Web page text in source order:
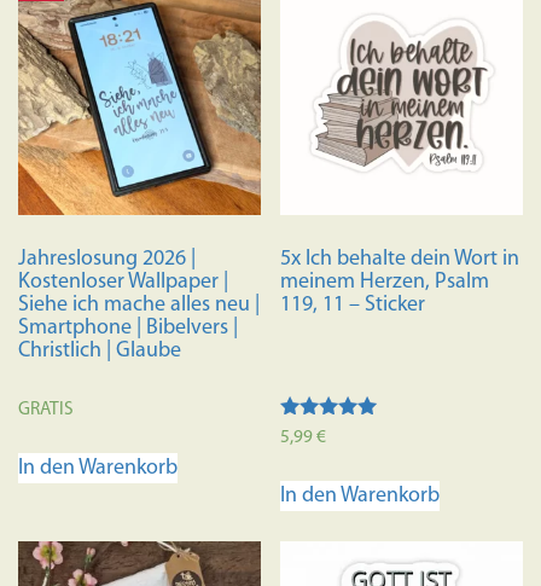
Jahreslosung 2026 |
Kostenloser Wallpaper |
Siehe ich mache alles neu |
Smartphone | Bibelvers |
Christlich | Glaube
GRATIS
In den Warenkorb
5x Ich behalte dein Wort in
meinem Herzen, Psalm
119, 11 – Sticker
Bewertet mit
5.00
5,99€
In den Warenkorb